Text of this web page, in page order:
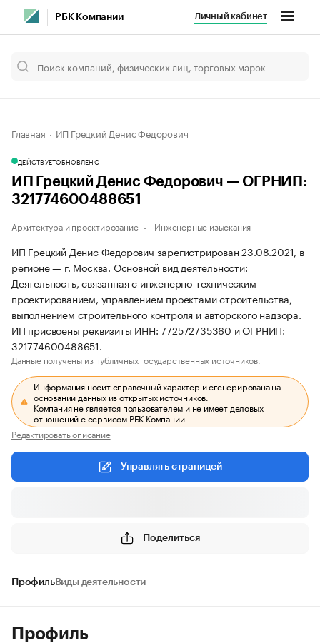
РБК Компании Личный кабинет
Главная ИП Грецкий Денис Федорович
ДЕЙСТВУЕТОБНОВЛЕНО
ИП Грецкий Денис Федорович — ОГРНИП:
321774600488651
Архитектура и проектирование Инженерные изыскания
ИП Грецкий Денис Федорович зарегистрирован 23.08.2021, в
регионе — г. Москва. Основной вид деятельности:
Деятельность, связанная с инженерно-техническим
проектированием, управлением проектами строительства,
выполнением строительного контроля и авторского надзора.
ИП присвоены реквизиты ИНН: 772572735360 и ОГРНИП:
321774600488651.
Данные получены из публичных государственных источников.
Информация носит справочный характер и сгенерирована на
основании данных из открытых источников.
Компания не является пользователем и не имеет деловых
отношений с сервисом РБК Компании.
Редактировать описание
Управлять страницей
Поделиться
ПрофильВиды деятельности
Профиль